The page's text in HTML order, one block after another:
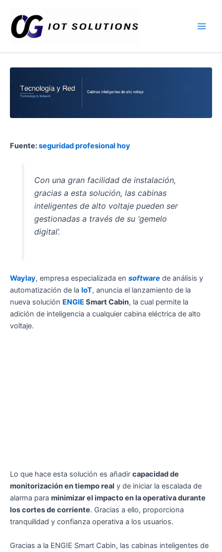
contenido
Fuente:seguridad profesional hoy
Con una gran facilidad de instalación,
gracias a esta solución, las cabinas
inteligentes de alto voltaje pueden ser
gestionadas a través de su ‘gemelo
digital’.
Waylay, empresa especializada en software de análisis y
automatización de la IoT, anuncia el lanzamiento de la
nueva solución ENGIE Smart Cabin, la cual permite la
adición de inteligencia a cualquier cabina eléctrica de alto
voltaje.
Lo que hace esta solución es añadir capacidad de
monitorización en tiempo real y de iniciar la escalada de
alarma para minimizar el impacto en la operativa durante
los cortes de corriente. Gracias a ello, proporciona
tranquilidad y confianza operativa a los usuarios.
Gracias a la ENGIE Smart Cabin, las cabinas inteligentes de